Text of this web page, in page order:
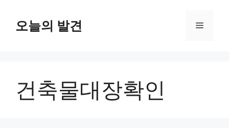
오늘의 발견 메
건축물대장확인